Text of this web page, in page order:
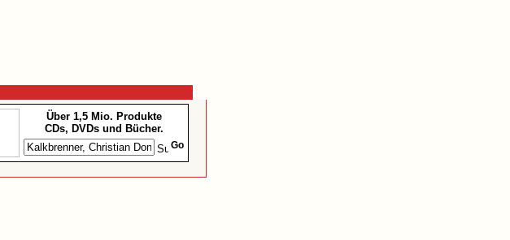
Über 1,5 Mio. Produkte
CDs, DVDs und Bücher.
Go